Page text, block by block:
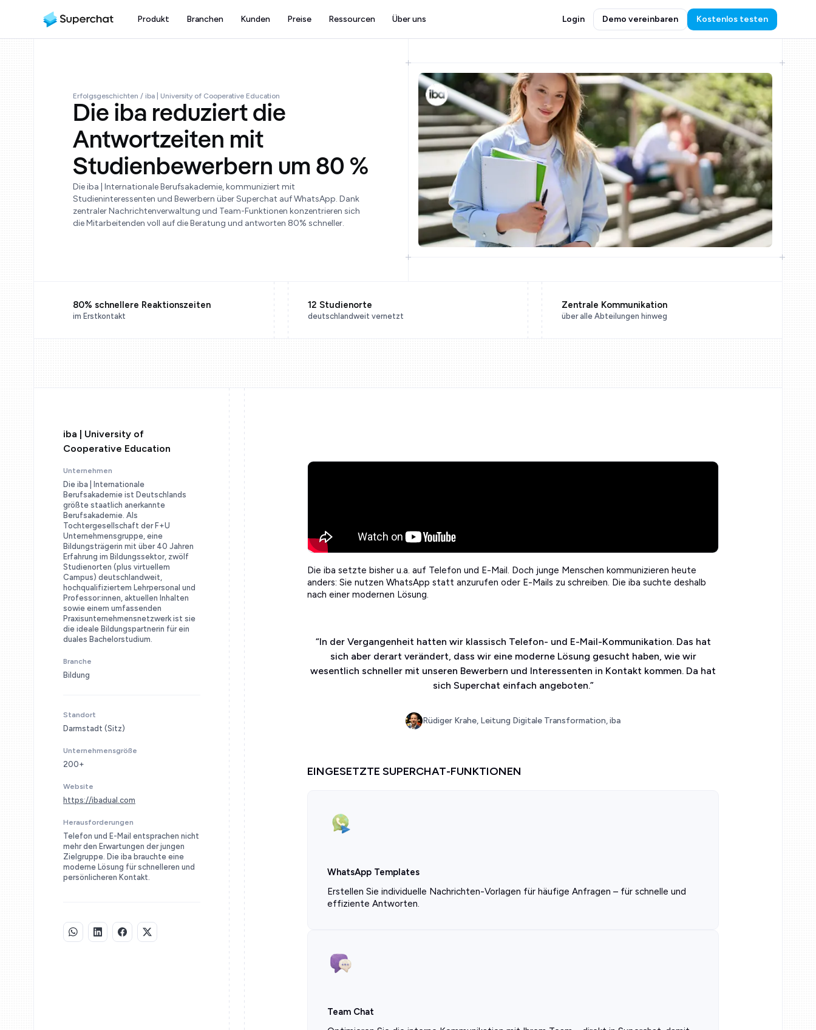
Produkt Branchen Kunden Preise Ressourcen Über uns Login Demo vereinbaren Kostenlos testen
Erfolgsgeschichten / iba | University of Cooperative Education
Die iba reduziert die
Antwortzeiten mit
Studienbewerbern um 80 %
Die iba | Internationale Berufsakademie, kommuniziert mit
Studieninteressenten und Bewerbern über Superchat auf WhatsApp. Dank
zentraler Nachrichtenverwaltung und Team-Funktionen konzentrieren sich
die Mitarbeitenden voll auf die Beratung und antworten 80% schneller.
80% schnellere Reaktionszeiten
im Erstkontakt
12 Studienorte
deutschlandweit vernetzt
Zentrale Kommunikation
über alle Abteilungen hinweg
iba | University of
Cooperative Education
Unternehmen
Die iba | Internationale
Berufsakademie ist Deutschlands
größte staatlich anerkannte
Berufsakademie. Als
Tochtergesellschaft der F+U
Unternehmensgruppe, eine
Bildungsträgerin mit über 40 Jahren
Erfahrung im Bildungssektor, zwölf
Studienorten (plus virtuellem
Campus) deutschlandweit,
hochqualifiziertem Lehrpersonal und
Professor:innen, aktuellen Inhalten
sowie einem umfassenden
Praxisunternehmensnetzwerk ist sie
die ideale Bildungspartnerin für ein
duales Bachelorstudium.
Branche
Bildung
Standort
Darmstadt (Sitz)
Unternehmensgröße
200+
Website
https://ibadual.com
Herausforderungen
Telefon und E-Mail entsprachen nicht
mehr den Erwartungen der jungen
Zielgruppe. Die iba brauchte eine
moderne Lösung für schnelleren und
persönlicheren Kontakt.
Die iba setzte bisher u.a. auf Telefon und E-Mail. Doch junge Menschen kommunizieren heute
anders: Sie nutzen WhatsApp statt anzurufen oder E-Mails zu schreiben. Die iba suchte deshalb
nach einer modernen Lösung.
“In der Vergangenheit hatten wir klassisch Telefon- und E-Mail-Kommunikation. Das hat
sich aber derart verändert, dass wir eine moderne Lösung gesucht haben, wie wir
wesentlich schneller mit unseren Bewerbern und Interessenten in Kontakt kommen. Da hat
sich Superchat einfach angeboten.”
Rüdiger Krahe, Leitung Digitale Transformation, iba
EINGESETZTE SUPERCHAT-FUNKTIONEN
WhatsApp Templates
Erstellen Sie individuelle Nachrichten-Vorlagen für häufige Anfragen – für schnelle und
effiziente Antworten.
Team Chat